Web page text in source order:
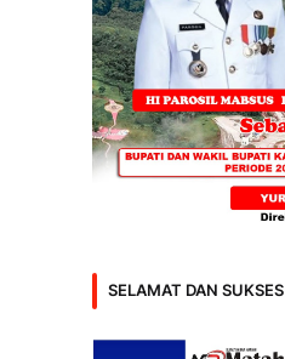
SELAMAT DAN SUKSES